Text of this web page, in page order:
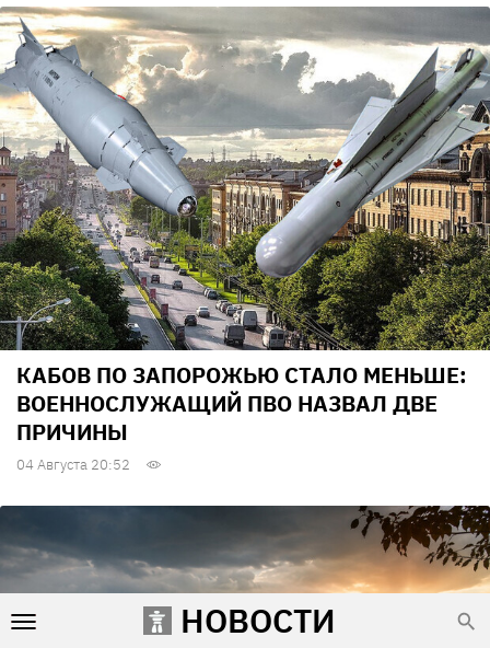
НОВОСТИ
КАБОВ ПО ЗАПОРОЖЬЮ СТАЛО МЕНЬШЕ:
ВОЕННОСЛУЖАЩИЙ ПВО НАЗВАЛ ДВЕ
ПРИЧИНЫ
04 Августа 20:52